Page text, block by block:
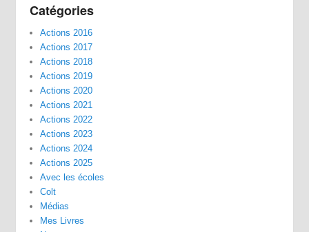
Catégories
Actions 2016
Actions 2017
Actions 2018
Actions 2019
Actions 2020
Actions 2021
Actions 2022
Actions 2023
Actions 2024
Actions 2025
Avec les écoles
Colt
Médias
Mes Livres